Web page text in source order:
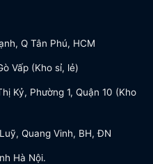
Q Tân Phú, HCM
Vấp (Kho sỉ, lẻ)
Kỷ, Phường 1, Quận 10 (Kho
Quang Vinh, BH, ĐN
Hà Nội.